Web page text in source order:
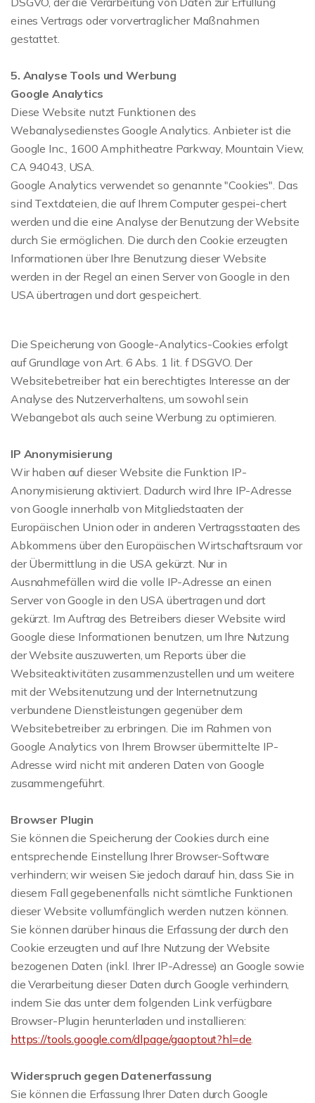
eines Vertrags oder vorvertraglicher Maßnahmen
gestattet.
5. Analyse Tools und Werbung
Google Analytics
Diese Website nutzt Funktionen des
Webanalysedienstes Google Analytics. Anbieter ist die
Google Inc., 1600 Amphitheatre Parkway, Mountain View,
CA 94043, USA.
Google Analytics verwendet so genannte "Cookies". Das
sind Textdateien, die auf Ihrem Computer gespei-chert
werden und die eine Analyse der Benutzung der Website
durch Sie ermöglichen. Die durch den Cookie erzeugten
Informationen über Ihre Benutzung dieser Website
werden in der Regel an einen Server von Google in den
USA übertragen und dort gespeichert.
Die Speicherung von Google-Analytics-Cookies erfolgt
auf Grundlage von Art. 6 Abs. 1 lit. f DSGVO. Der
Websitebetreiber hat ein berechtigtes Interesse an der
Analyse des Nutzerverhaltens, um sowohl sein
Webangebot als auch seine Werbung zu optimieren.
IP Anonymisierung
Wir haben auf dieser Website die Funktion IP-
Anonymisierung aktiviert. Dadurch wird Ihre IP-Adresse
von Google innerhalb von Mitgliedstaaten der
Europäischen Union oder in anderen Vertragsstaaten des
Abkommens über den Europäischen Wirtschaftsraum vor
der Übermittlung in die USA gekürzt. Nur in
Ausnahmefällen wird die volle IP-Adresse an einen
Server von Google in den USA übertragen und dort
gekürzt. Im Auftrag des Betreibers dieser Website wird
Google diese Informationen benutzen, um Ihre Nutzung
der Website auszuwerten, um Reports über die
Websiteaktivitäten zusammenzustellen und um weitere
mit der Websitenutzung und der Internetnutzung
verbundene Dienstleistungen gegenüber dem
Websitebetreiber zu erbringen. Die im Rahmen von
Google Analytics von Ihrem Browser übermittelte IP-
Adresse wird nicht mit anderen Daten von Google
zusammengeführt.
Browser Plugin
Sie können die Speicherung der Cookies durch eine
entsprechende Einstellung Ihrer Browser-Software
verhindern; wir weisen Sie jedoch darauf hin, dass Sie in
diesem Fall gegebenenfalls nicht sämtliche Funktionen
dieser Website vollumfänglich werden nutzen können.
Sie können darüber hinaus die Erfassung der durch den
Cookie erzeugten und auf Ihre Nutzung der Website
bezogenen Daten (inkl. Ihrer IP-Adresse) an Google sowie
die Verarbeitung dieser Daten durch Google verhindern,
indem Sie das unter dem folgenden Link verfügbare
Browser-Plugin herunterladen und installieren:
https://tools.google.com/dlpage/gaoptout?hl=de.
Widerspruch gegen Datenerfassung
Sie können die Erfassung Ihrer Daten durch Google